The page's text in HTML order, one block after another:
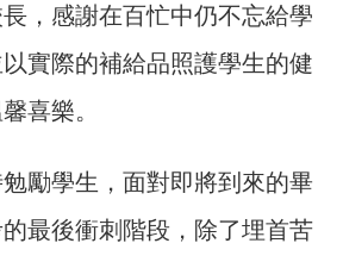
，感謝在百忙中仍不忘給學
實際的補給品照護學生的健
喜樂。
勵學生，面對即將到來的畢
最後衝刺階段，除了埋首苦